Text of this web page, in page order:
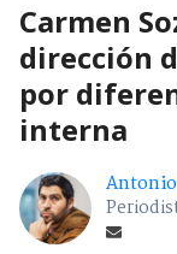
Carmen
dirección
por
interna